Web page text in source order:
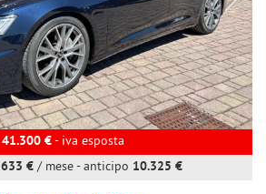
41.300 €- iva esposta
633 € / mese-anticipo 10.325 €